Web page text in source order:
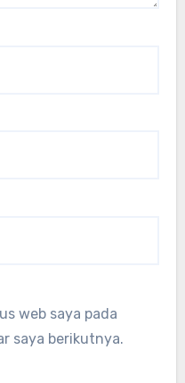
web saya pada
saya berikutnya.